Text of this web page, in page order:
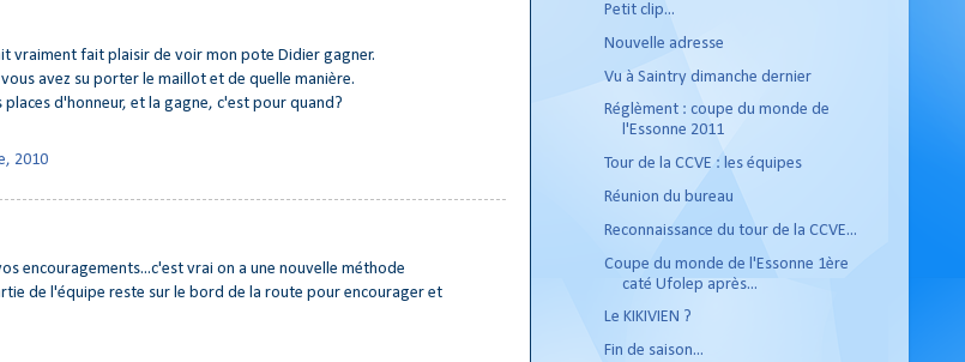
vraiment fait plaisir de voir mon pote Didier gagner.
avez su porter le maillot et de quelle manière.
places d'honneur, et la gagne, c'est pour quand?
2010
encouragements...c'est vrai on a une nouvelle méthode
de l'équipe reste sur le bord de la route pour encourager et
Petit clip...
Nouvelle adresse
Vu à Saintry dimanche dernier
Réglèment : coupe du monde de
l'Essonne 2011
Tour de la CCVE : les équipes
Réunion du bureau
Reconnaissance du tour de la CCVE...
Coupe du monde de l'Essonne 1ère
caté Ufolep après...
Le KIKIVIEN ?
Fin de saison...